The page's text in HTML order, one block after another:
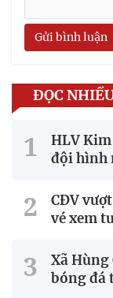
Gửi bình luận
ĐỌC
HLV
đội hình
CĐV
vé xem
Xã
bóng đá